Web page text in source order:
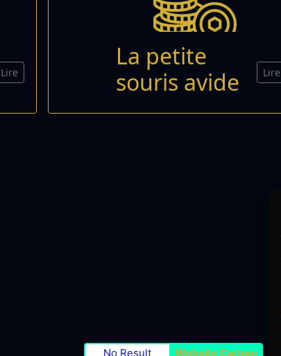
Lire
La petite
souris avide
Lire
No Result Website Carbon